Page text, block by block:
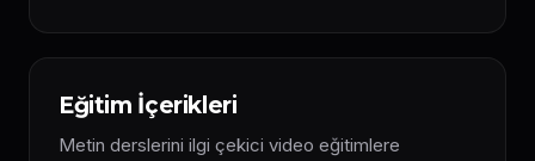
Eğitim İçerikleri
Metin derslerini ilgi çekici video eğitimlere